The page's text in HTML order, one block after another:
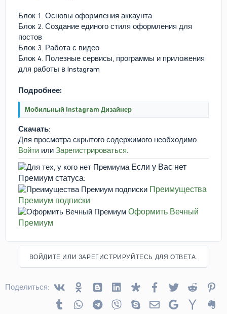
Блок 1. Основы оформления аккаунта
Блок 2. Создание единого стиля оформления для
постов
Блок 3. Работа с видео
Блок 4. Полезные сервисы, программы и приложения
для работы в Instagram
Подробнее:
Мобильный Instagram Дизайнер
Скачать:
Для просмотра скрытого содержимого необходимо
Войти или Зарегистрироваться
Если у Вас нет
Премиум статуса:
Преимущества
Премиум подписки
Оформить Вечный
Премиум
ВОЙДИТЕ ИЛИ ЗАРЕГИСТРИРУЙТЕСЬ ДЛЯ ОТВЕТА.
Поделиться: VkontakteOdnoklassniki
Blogger Linked InDiasporaFacebook
TwitterReddit
Tumblr WhatsAppTelegram
Viber SkypeЭлектронная почта
Google Yahoo